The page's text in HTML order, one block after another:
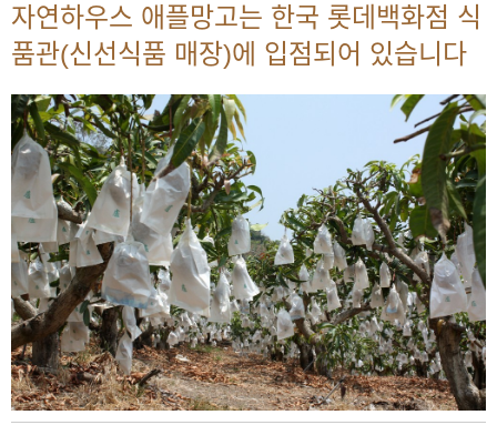
자연하우스 애플망고는 한국 롯데백화점 식
품관(신선식품 매장)에 입점되어 있습니다